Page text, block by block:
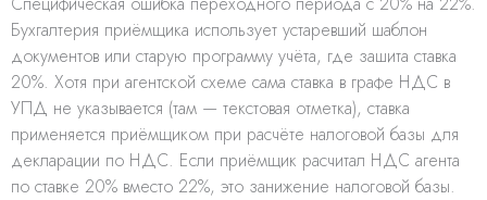
Бухгалтерия приёмщика использует устаревший шаблон
документов или старую программу учёта, где зашита ставка
20%. Хотя при агентской схеме сама ставка в графе НДС в
УПД не указывается (там — текстовая отметка), ставка
применяется приёмщиком при расчёте налоговой базы для
декларации по НДС. Если приёмщик расчитал НДС агента
по ставке 20% вместо 22%, это занижение налоговой базы.